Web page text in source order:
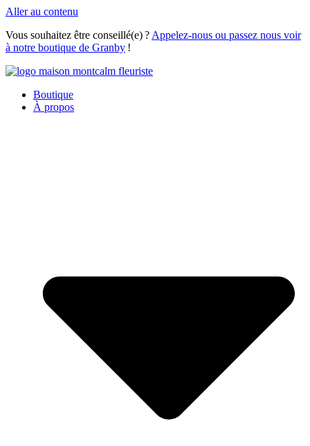
Aller au contenu
Vous souhaitez être conseillé(e) ? Appelez-nous ou passez nous voir
à notre boutique de Granby !
Boutique
À propos